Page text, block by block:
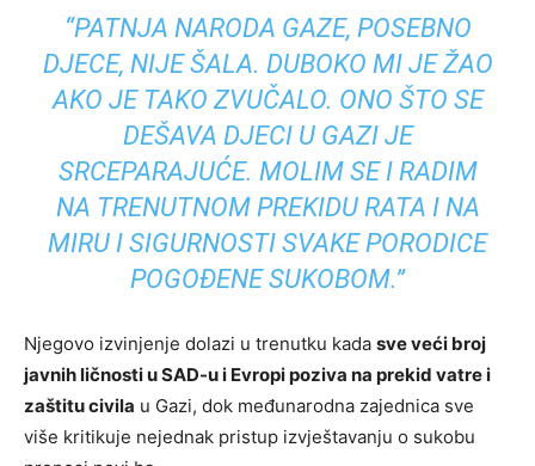
“PATNJA NARODA GAZE, POSEBNO
DJECE, NIJE ŠALA. DUBOKO MI JE ŽAO
AKO JE TAKO ZVUČALO. ONO ŠTO SE
DEŠAVA DJECI U GAZI JE
SRCEPARAJUĆE. MOLIM SE I RADIM
NA TRENUTNOM PREKIDU RATA I NA
MIRU I SIGURNOSTI SVAKE PORODICE
POGOĐENE SUKOBOM.”
Njegovo izvinjenje dolazi u trenutku kada sve veći broj
javnih ličnosti u SAD-u i Evropi poziva na prekid vatre i
zaštitu civila u Gazi, dok međunarodna zajednica sve
više kritikuje nejednak pristup izvještavanju o sukobu